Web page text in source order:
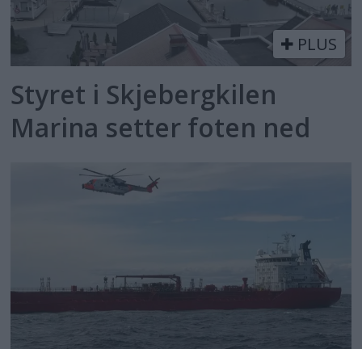
PLUS
Styret i Skjebergkilen
Marina setter foten ned